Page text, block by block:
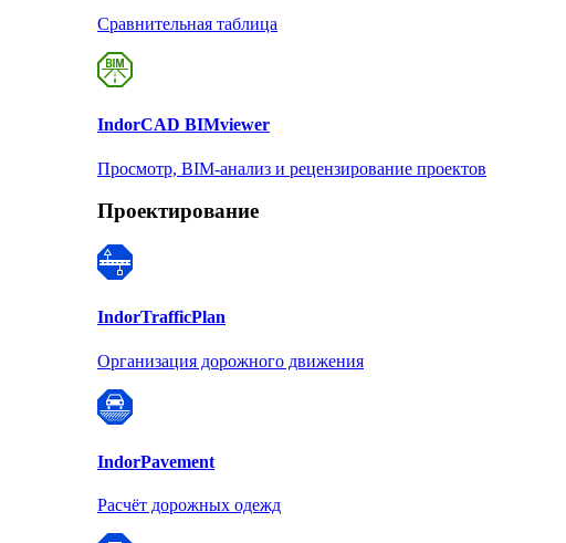
Сравнительная таблица
IndorCAD BIMviewer
Просмотр, BIM-анализ и рецензирование проектов
Проектирование
IndorTrafficPlan
Организация дорожного движения
IndorPavement
Расчёт дорожных одежд